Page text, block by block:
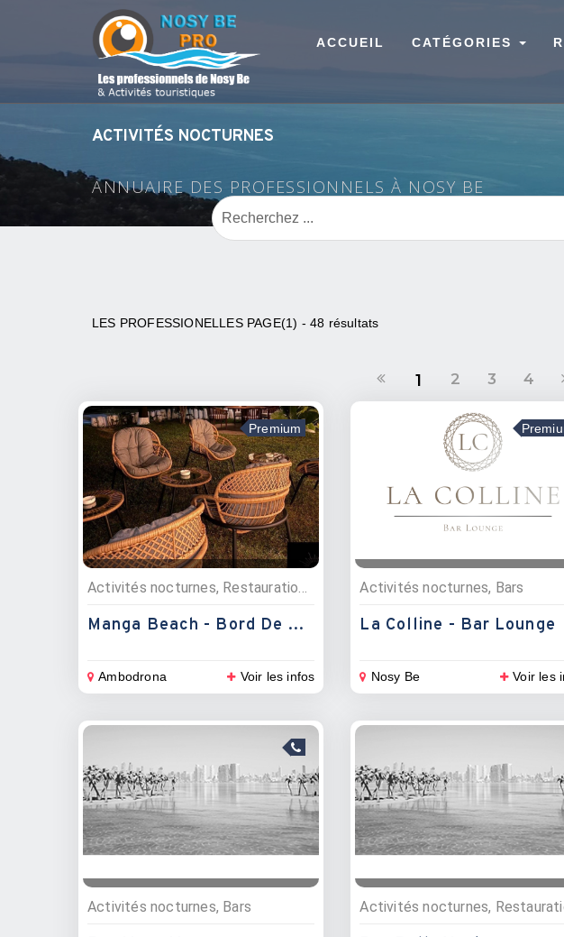
ACCUEIL CATÉGORIES
ACTIVITÉS NOCTURNES
ANNUAIRE DES PROFESSIONNELS À NOSY BE
LES PROFESSIONELLES PAGE(1) - 48 résultats
1 2 3 4
Premium
Activités nocturnes, Restauration , Snacks, Bars, Evénementiels, Restaurants
Manga Beach - Bord De Plage
Ambodrona Voir les infos
Activités nocturnes, Bars
La Colline - Bar Lounge
Nosy Be Voir les
Activités nocturnes, Bars